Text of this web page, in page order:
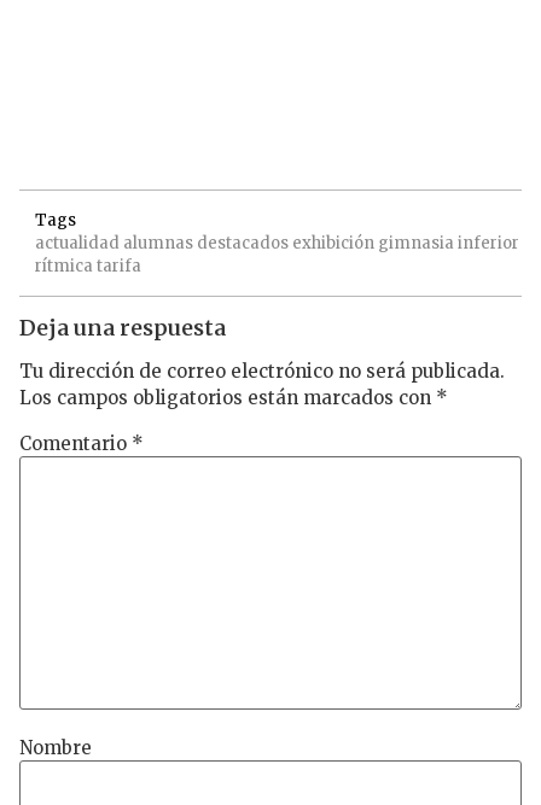
Tags
actualidad alumnas destacados exhibición gimnasia inferior
rítmica tarifa
Deja una respuesta
Tu dirección de correo electrónico no será publicada.
Los campos obligatorios están marcados con *
Comentario *
Nombre